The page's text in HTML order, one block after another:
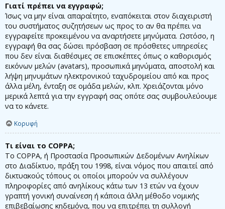
Γιατί πρέπει να εγγραφώ;
Ίσως να μην είναι απαραίτητο, εναπόκειται στον διαχειριστή
του συστήματος συζητήσεων ως προς το αν θα πρέπει να
εγγραφείτε προκειμένου να αναρτήσετε μηνύματα. Ωστόσο, η
εγγραφή θα σας δώσει πρόσβαση σε πρόσθετες υπηρεσίες
που δεν είναι διαθέσιμες σε επισκέπτες όπως ο καθορισμός
εικόνων μελών (avatars), προσωπικά μηνύματα, αποστολή και
λήψη μηνυμάτων ηλεκτρονικού ταχυδρομείου από και προς
άλλα μέλη, ένταξη σε ομάδα μελών, κλπ. Χρειάζονται μόνο
μερικά λεπτά για την εγγραφή σας οπότε σας συμβουλεύουμε
να το κάνετε.
Κορυφή
Τι είναι το COPPA;
Το COPPA, ή Προστασία Προσωπικών Δεδομένων Ανηλίκων
στο Διαδίκτυο, πράξη του 1998, είναι νόμος που απαιτεί από
δικτυακούς τόπους οι οποίοι μπορούν να συλλέγουν
πληροφορίες από ανηλίκους κάτω των 13 ετών να έχουν
γραπτή γονική συναίνεση ή κάποια άλλη μέθοδο νομικής
επιβεβαίωσης κηδεμόνα, που να επιτρέπει τη συλλογή